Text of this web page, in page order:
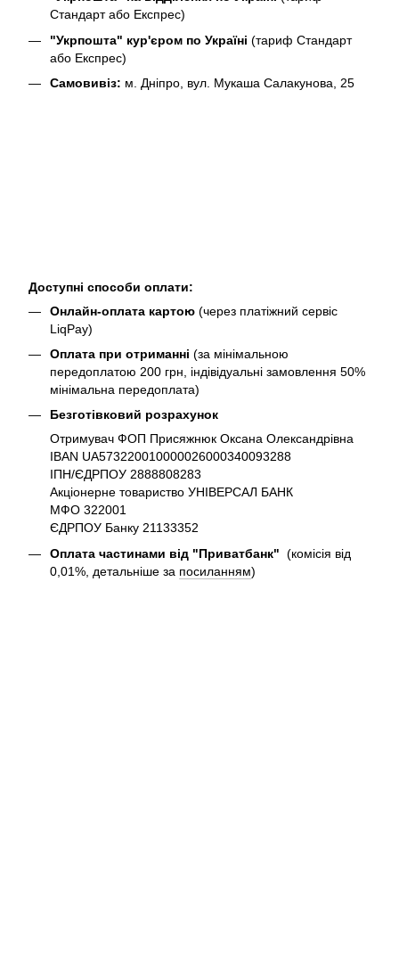
Стандарт або Експрес)
"Укрпошта" кур'єром по Україні (тариф Стандарт
або Експрес)
Самовивіз: м. Дніпро, вул. Мукаша Салакунова, 25
Доступні способи оплати:
Онлайн-оплата картою (через платіжний сервіс
LiqPay)
Оплата при отриманні (за мінімальною
передоплатою 200 грн, індівідуальні замовлення 50%
мінімальна передоплата)
Безготівковий розрахунок
Отримувач ФОП Присяжнюк Оксана Олександрівна
IBAN UA573220010000026000340093288
ІПН/ЄДРПОУ 2888808283
Акціонерне товариство УНІВЕРСАЛ БАНК
МФО 322001
ЄДРПОУ Банку 21133352
Оплата частинами від "Приватбанк" (комісія від
0,01%, детальніше за посиланням)